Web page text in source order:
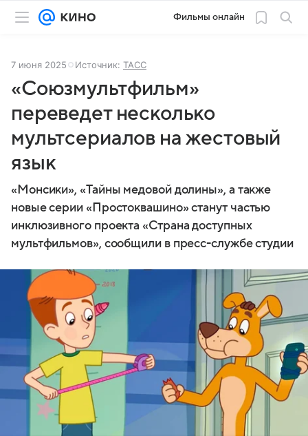
Фильмы онлайн
7 июня 2025 Источник: ТАСС
«Союзмультфильм»
переведет несколько
мультсериалов на жестовый
язык
«Монсики», «Тайны медовой долины», а также
новые серии «Простоквашино» станут частью
инклюзивного проекта «Страна доступных
мультфильмов», сообщили в пресс-службе студии